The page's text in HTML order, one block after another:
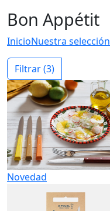
Bon Appétit
InicioNuestra selección
Filtrar(3)
Novedad